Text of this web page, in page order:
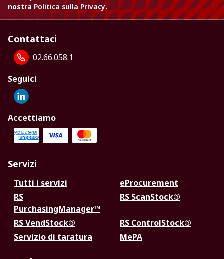
nostra Politica sulla Privacy.
Contattaci
02.66.058.1
Seguici
Accettiamo
Servizi
Tutti i servizi
eProcurement
RS
PurchasingManager™
RS ScanStock®
RS VendStock®
RS ControlStock®
Servizio di taratura
MePA